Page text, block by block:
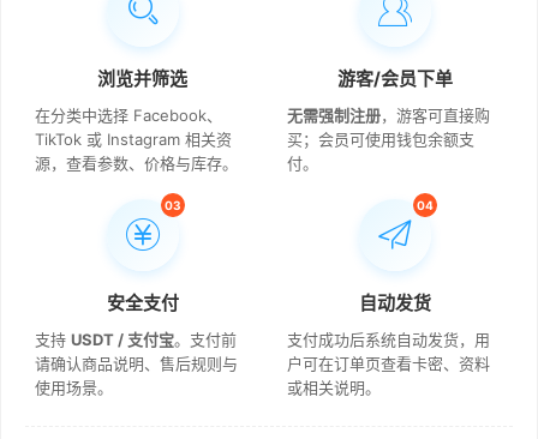
浏览并筛选
在分类中选择 Facebook、
TikTok 或 Instagram 相关资
源，查看参数、价格与库存。
游客/会员下单
无需强制注册，游客可直接购
买；会员可使用钱包余额支
付。
03
安全支付
支持 USDT / 支付宝。支付前
请确认商品说明、售后规则与
使用场景。
04
自动发货
支付成功后系统自动发货，用
户可在订单页查看卡密、资料
或相关说明。